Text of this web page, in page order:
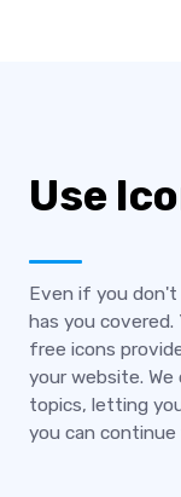
Use
Even if you don't
has you
free icons
your website.
topics, letting
you can continue